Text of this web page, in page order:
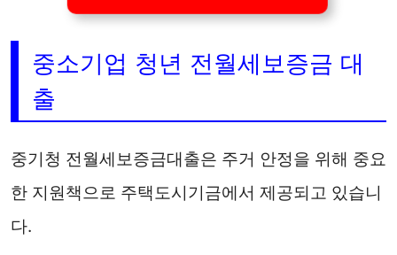
중소기업 청년 전월세보증금 대
출
중기청 전월세보증금대출은 주거 안정을 위해 중요
한 지원책으로 주택도시기금에서 제공되고 있습니
다.